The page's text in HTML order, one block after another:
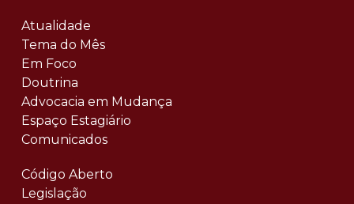
Atualidade
Tema do Mês
Em Foco
Doutrina
Advocacia em Mudança
Espaço Estagiário
Comunicados
Código Aberto
Legislação